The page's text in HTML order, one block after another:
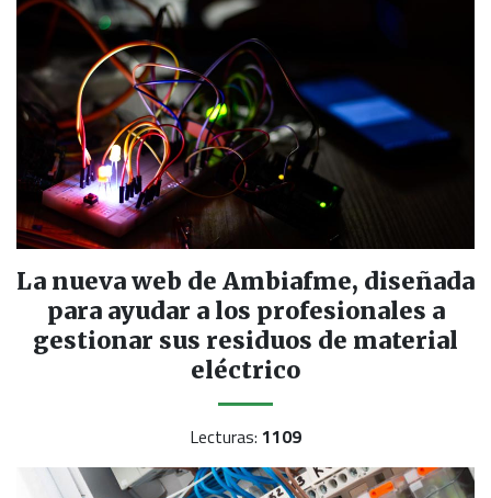
La nueva web de Ambiafme, diseñada
para ayudar a los profesionales a
gestionar sus residuos de material
eléctrico
Lecturas: 1109